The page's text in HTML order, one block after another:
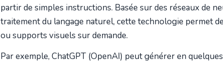
partir de simples instructions. Basée sur des réseaux de
traitement du langage naturel, cette technologie permet
ou supports visuels sur demande.
Par exemple, ChatGPT (OpenAI) peut générer en